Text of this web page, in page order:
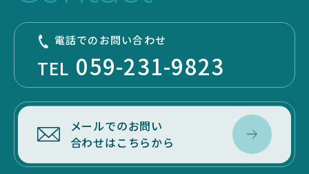
電話でのお問い合わせ
TEL 059-231-9823
メールでのお問い
合わせはこちらから